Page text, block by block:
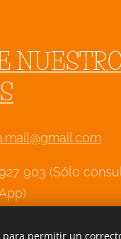
903 (Sólo
para permitir un